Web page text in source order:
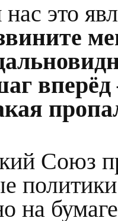
это
Союз
на